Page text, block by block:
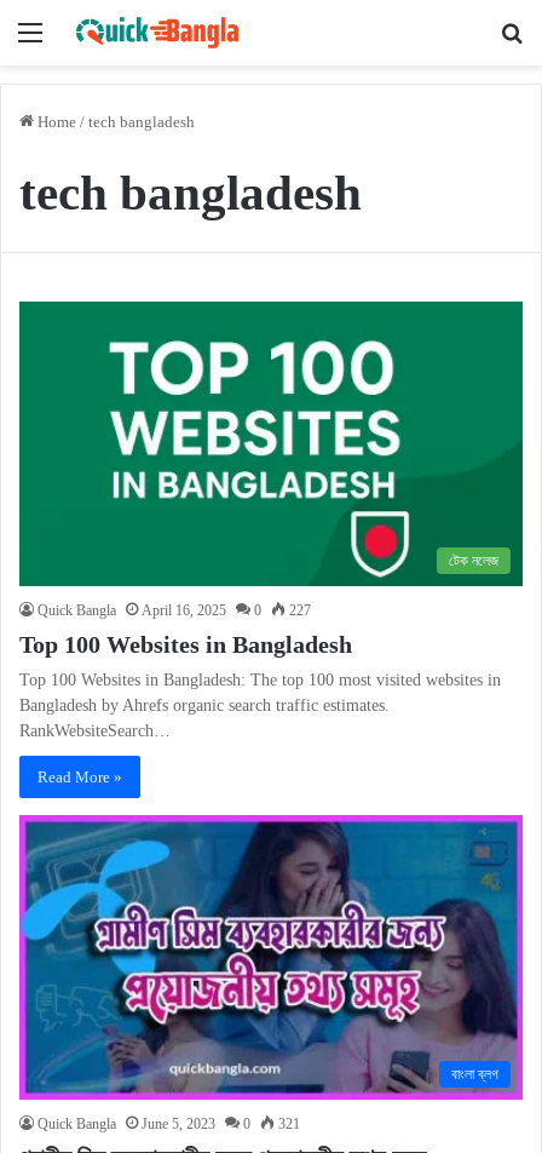
Menu
Home / tech bangladesh
tech bangladesh
টেক নলেজ
Quick Bangla April 16, 2025 0 227
Top 100 Websites in Bangladesh
Top 100 Websites in Bangladesh: The top 100 most visited websites in
Bangladesh by Ahrefs organic search traffic estimates.
RankWebsiteSearch…
Read More »
বাংলা ব্লগ
Quick Bangla June 5, 2023 0 321